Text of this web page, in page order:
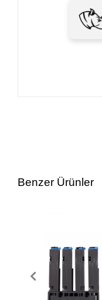
Benzer Ürünler